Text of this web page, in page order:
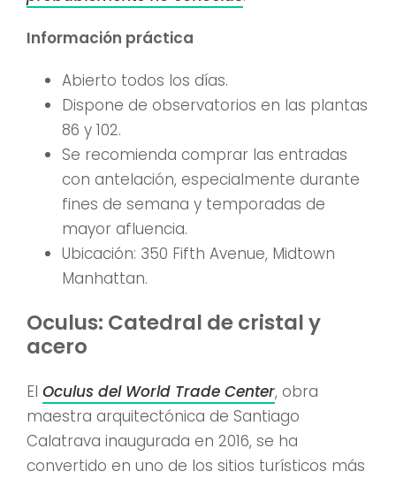
Información práctica
Abierto todos los días.
Dispone de observatorios en las plantas
86 y 102.
Se recomienda comprar las entradas
con antelación, especialmente durante
fines de semana y temporadas de
mayor afluencia.
Ubicación: 350 Fifth Avenue, Midtown
Manhattan.
Oculus: Catedral de cristal y
acero
El Oculus del World Trade Center, obra
maestra arquitectónica de Santiago
Calatrava inaugurada en 2016, se ha
convertido en uno de los sitios turísticos más